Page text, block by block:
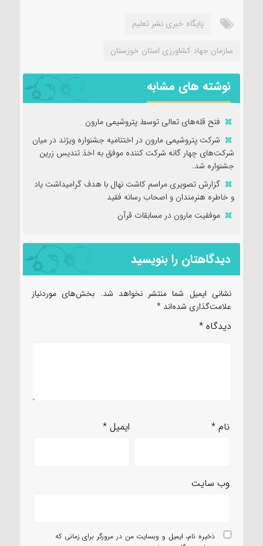
پایگاه خبری نشر تعلیم
سازمان جهاد کشاورزی استان خوزستان
نوشته های مشابه
فتح‌ قله‌های تعالی توسط پتروشیمی مارون
شرکت پتروشیمی مارون در اختتامیه جشنواره ویژند در میان
شرکت‌های چهار گانه شرکت کننده موفق به اخذ تندیس زرین
جشنواره شد.
گزارش تصویری مراسم کاشت نهال با هدف گرامیداشت یاد
و خاطره هنرمندان و اصحاب رسانه فقید
موفقیت مارون در مسابقات قرآن
دیدگاهتان را بنویسید
نشانی ایمیل شما منتشر نخواهد شد. بخش‌های موردنیاز
علامت‌گذاری شده‌اند *
دیدگاه *
نام* ایمیل*
وب‌ سایت
ذخیره نام، ایمیل و وبسایت من در مرورگر برای زمانی که